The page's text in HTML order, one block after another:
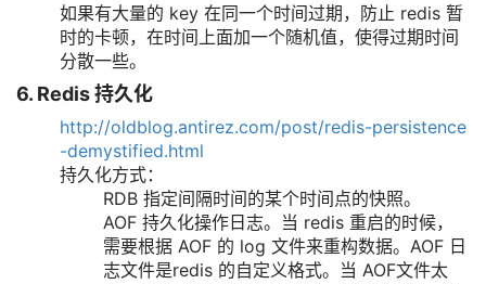
如果有大量的 key 在同一个时间过期，防止 redis 暂
时的卡顿，在时间上面加一个随机值，使得过期时间
分散一些。
6. Redis 持久化
http://oldblog.antirez.com/post/redis-persistence
-demystified.html
持久化方式：
RDB 指定间隔时间的某个时间点的快照。
AOF 持久化操作日志。当 redis 重启的时候，
需要根据 AOF 的 log 文件来重构数据。AOF 日
志文件是redis 的自定义格式。当 AOF文件太